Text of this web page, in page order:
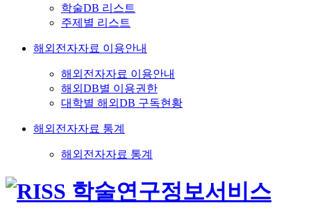
학술DB 리스트
주제별 리스트
해외전자자료 이용안내
해외전자자료 이용안내
해외DB별 이용권한
대학별 해외DB 구독현황
해외전자자료 통계
해외전자자료 통계